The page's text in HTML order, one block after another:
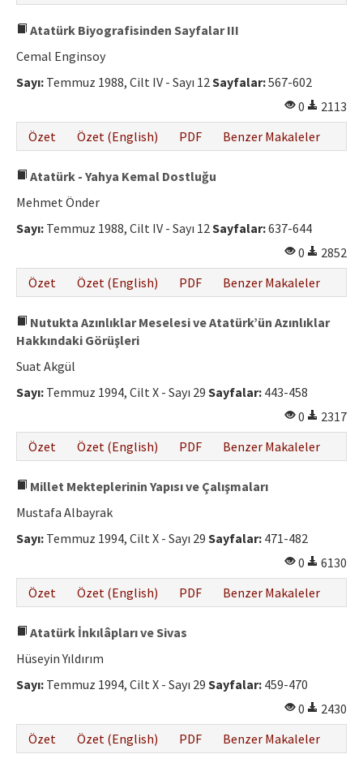
Atatürk Biyografisinden Sayfalar III
Cemal Enginsoy
Sayı: Temmuz 1988, Cilt IV - Sayı 12Sayfalar:567-602
0
2113
Özet
Özet (English) PDF Benzer Makaleler
Atatürk - Yahya Kemal Dostluğu
Mehmet Önder
Sayı: Temmuz 1988, Cilt IV - Sayı 12Sayfalar:637-644
0
2852
Özet
Özet (English) PDF Benzer Makaleler
Nutukta Azınlıklar Meselesi ve Atatürk’ün Azınlıklar
Hakkındaki Görüşleri
Suat Akgül
Sayı: Temmuz 1994, Cilt X - Sayı 29 Sayfalar: 443-458
0
2317
Özet
Özet (English) PDF Benzer Makaleler
Millet Mekteplerinin Yapısı ve Çalışmaları
Mustafa Albayrak
Sayı: Temmuz 1994, Cilt X - Sayı 29 Sayfalar: 471-482
0
6130
Özet
Özet (English) PDF Benzer Makaleler
Atatürk İnkılâpları ve Sivas
Hüseyin Yıldırım
Sayı: Temmuz 1994, Cilt X - Sayı 29 Sayfalar: 459-470
0
2430
Özet
Özet (English) PDF Benzer Makaleler